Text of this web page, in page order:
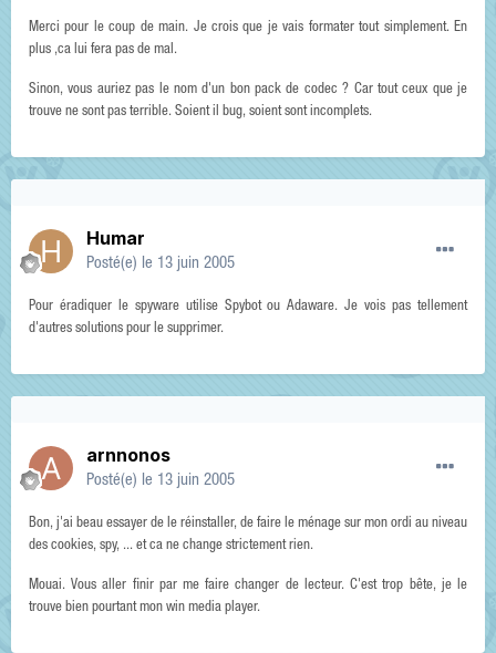
Merci pour le coup de main. Je crois que je vais formater tout simplement. En
plus ,ca lui fera pas de mal.
Sinon, vous auriez pas le nom d'un bon pack de codec ? Car tout ceux que je
trouve ne sont pas terrible. Soient il bug, soient sont incomplets.
Humar
Posté(e) le 13 juin 2005
Pour éradiquer le spyware utilise Spybot ou Adaware. Je vois pas tellement
d'autres solutions pour le supprimer.
arnnonos
Posté(e) le 13 juin 2005
Bon, j'ai beau essayer de le réinstaller, de faire le ménage sur mon ordi au niveau
des cookies, spy, ... et ca ne change strictement rien.
Mouai. Vous aller finir par me faire changer de lecteur. C'est trop bête, je le
trouve bien pourtant mon win media player.